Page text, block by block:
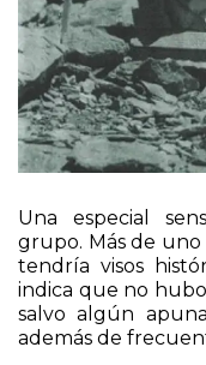
Una especial
grupo. Más de
tendría visos
indica que no
salvo algún